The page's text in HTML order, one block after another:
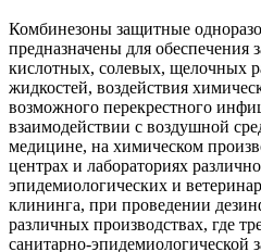
Комбинезоны защитные
предназначены для
кислотных, солевых, щелочных
жидкостей, воздействия
возможного перекрестного
взаимодействии с воздушной
медицине, на химическом
центрах и лабораториях
эпидемиологических и
клининга, при проведении
различных производствах, где
санитарно-эпидемиологической